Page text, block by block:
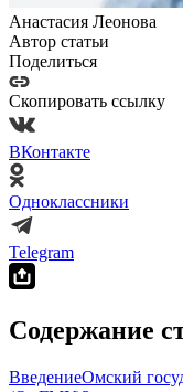
Анастасия Леонова
Автор статьи
Поделиться
Скопировать ссылку
ВКонтакте
Одноклассники
Telegram
Содержание
ВведениеОмский